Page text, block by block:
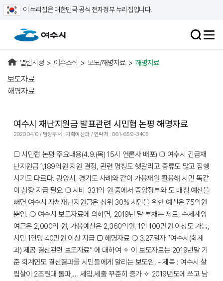
이 누리집은 대한민국 공식 전자정부 누리집입니다.
열린시정 > 여수소식 > 보도/해명자료 > 해명자료
보도자료
해명자료
여수시 재난지원금 발표관련 시민협 논평 해명자료
2020.04.10 / 담당부서 : 기획예산과 / 연락처 : 061-659-3405
□ 시민협 논평 주요내용(4.9.(목) 15시 언론사 배포) ❍ 여수시 긴급재
난지원금 1,189억원 지원 결정, 관련 명칭도 헷갈리고 종류도 많고 집행
시기도 다르다. 광양시, 경기도 사례와 같이 가용재원 활용해 시민 똑같
이 상향 지급 필요 ❍ 시비 331억 원 중에서 중앙정부와 도 매칭 예산을
빼면 여수시 자체재난지원금은 상위 30% 시민을 위한 예산은 75억원
뿐임. ❍ 여수시 보도자료에 의하면, 2019년 말 부채는 제로, 순세계잉
여금은 2,000억 원, 가용예산은 2,360억원, 1인 100만원 이상도 가능,
시민 1인당 40만원 이상 지급 □ 해명자료 ❍ 3.27일자 “여수시(회계
과) 제공 결산관련 보도자료” 에 대하여 ✧ 이 보도자료는 2019년말 기
준 회계연도 결산결과를 시민들에게 알리는 보도임. - 제목 : 여수시 살
림살이 2조원대 돌파,... 세입.세출 꾸준히 증가 ✧ 2019년도에 쓰고 남